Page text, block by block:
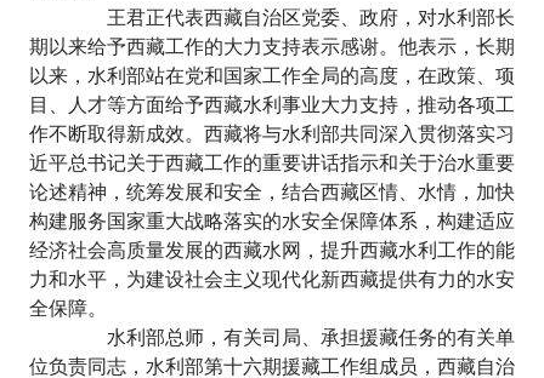
王君正代表西藏自治区党委、政府，对水利部长
期以来给予西藏工作的大力支持表示感谢。他表示，长期
以来，水利部站在党和国家工作全局的高度，在政策、项
目、人才等方面给予西藏水利事业大力支持，推动各项工
作不断取得新成效。西藏将与水利部共同深入贯彻落实习
近平总书记关于西藏工作的重要讲话指示和关于治水重要
论述精神，统筹发展和安全，结合西藏区情、水情，加快
构建服务国家重大战略落实的水安全保障体系，构建适应
经济社会高质量发展的西藏水网，提升西藏水利工作的能
力和水平，为建设社会主义现代化新西藏提供有力的水安
全保障。
水利部总师，有关司局、承担援藏任务的有关单
位负责同志，水利部第十六期援藏工作组成员，西藏自治